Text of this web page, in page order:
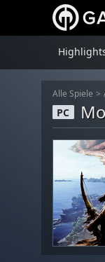
Alle Spiele
PC